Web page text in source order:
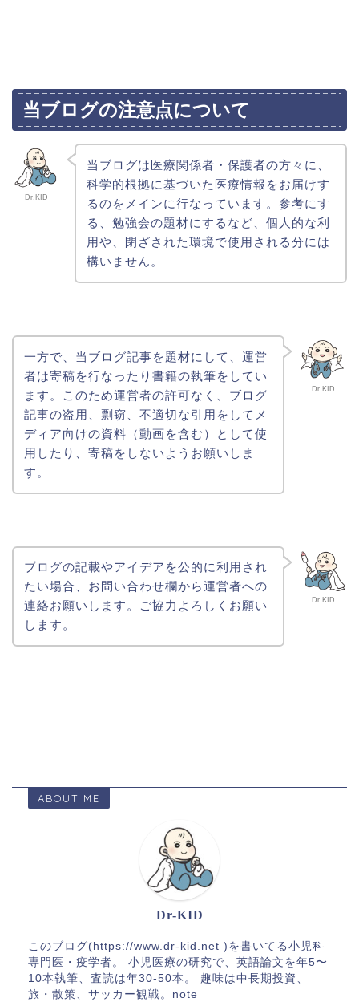
当ブログの注意点について
Dr.KID
当ブログは医療関係者・保護者の方々に、
科学的根拠に基づいた医療情報をお届けす
るのをメインに行なっています。参考にす
る、勉強会の題材にするなど、個人的な利
用や、閉ざされた環境で使用される分には
構いません。
Dr.KID
一方で、当ブログ記事を題材にして、運営
者は寄稿を行なったり書籍の執筆をしてい
ます。このため運営者の許可なく、ブログ
記事の盗用、剽窃、不適切な引用をしてメ
ディア向けの資料（動画を含む）として使
用したり、寄稿をしないようお願いしま
す。
Dr.KID
ブログの記載やアイデアを公的に利用され
たい場合、お問い合わせ欄から運営者への
連絡お願いします。ご協力よろしくお願い
します。
ABOUT ME
Dr-KID
このブログ(https://www.dr-kid.net )を書いてる小児科
専門医・疫学者。 小児医療の研究で、英語論文を年5〜
10本執筆、査読は年30-50本。 趣味は中長期投資、
旅・散策、サッカー観戦。note